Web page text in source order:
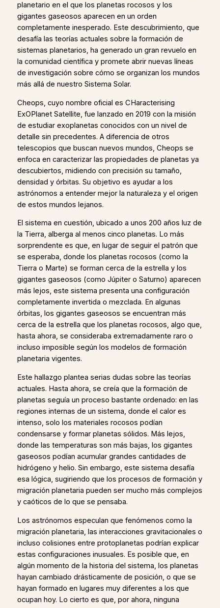
planetario en el que los planetas rocosos y los
gigantes gaseosos aparecen en un orden
completamente inesperado. Este descubrimiento, que
desafía las teorías actuales sobre la formación de
sistemas planetarios, ha generado un gran revuelo en
la comunidad científica y promete abrir nuevas líneas
de investigación sobre cómo se organizan los mundos
más allá de nuestro Sistema Solar.
Cheops, cuyo nombre oficial es CHaracterising
ExOPlanet Satellite, fue lanzado en 2019 con la misión
de estudiar exoplanetas conocidos con un nivel de
detalle sin precedentes. A diferencia de otros
telescopios que buscan nuevos mundos, Cheops se
enfoca en caracterizar las propiedades de planetas ya
descubiertos, midiendo con precisión su tamaño,
densidad y órbitas. Su objetivo es ayudar a los
astrónomos a entender mejor la naturaleza y el origen
de estos mundos lejanos.
El sistema en cuestión, ubicado a unos 200 años luz de
la Tierra, alberga al menos cinco planetas. Lo más
sorprendente es que, en lugar de seguir el patrón que
se esperaba, donde los planetas rocosos (como la
Tierra o Marte) se forman cerca de la estrella y los
gigantes gaseosos (como Júpiter o Saturno) aparecen
más lejos, este sistema presenta una configuración
completamente invertida o mezclada. En algunas
órbitas, los gigantes gaseosos se encuentran más
cerca de la estrella que los planetas rocosos, algo que,
hasta ahora, se consideraba extremadamente raro o
incluso imposible según los modelos de formación
planetaria vigentes.
Este hallazgo plantea serias dudas sobre las teorías
actuales. Hasta ahora, se creía que la formación de
planetas seguía un proceso bastante ordenado: en las
regiones internas de un sistema, donde el calor es
intenso, solo los materiales rocosos podían
condensarse y formar planetas sólidos. Más lejos,
donde las temperaturas son más bajas, los gigantes
gaseosos podían acumular grandes cantidades de
hidrógeno y helio. Sin embargo, este sistema desafía
esa lógica, sugiriendo que los procesos de formación y
migración planetaria pueden ser mucho más complejos
y caóticos de lo que se pensaba.
Los astrónomos especulan que fenómenos como la
migración planetaria, las interacciones gravitacionales o
incluso colisiones entre protoplanetas podrían explicar
estas configuraciones inusuales. Es posible que, en
algún momento de la historia del sistema, los planetas
hayan cambiado drásticamente de posición, o que se
hayan formado en lugares muy diferentes a los que
ocupan hoy. Lo cierto es que, por ahora, ninguna